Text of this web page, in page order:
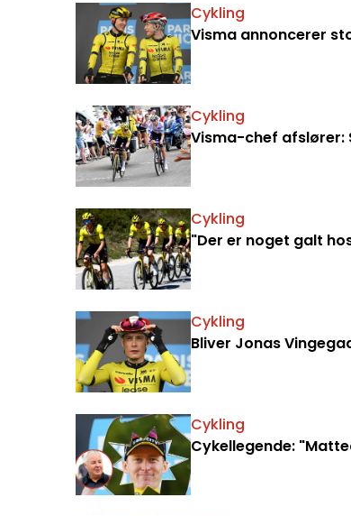
Cykling
Visma annoncerer
Cykling
Visma-chef afslører:
Cykling
"Der er noget galt
Cykling
Bliver Jonas
Cykling
Cykellegende: